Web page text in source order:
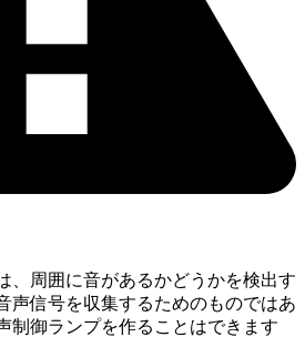
、周囲に音があるかどうかを検出す
声信号を収集するためのものではあ
制御ランプを作ることはできます